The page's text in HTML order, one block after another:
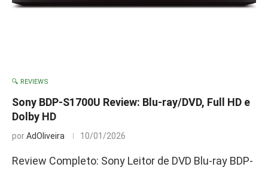
🔍 REVIEWS
Sony BDP-S1700U Review: Blu-ray/DVD, Full HD e
Dolby HD
porAdOliveira 10/01/2026
Review Completo: Sony Leitor de DVD Blu-ray BDP-